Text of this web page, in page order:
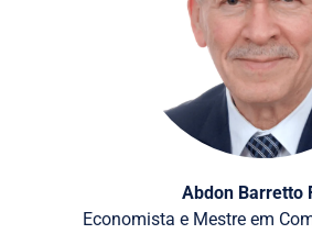
Abdon Barretto
Economista e Mestre em